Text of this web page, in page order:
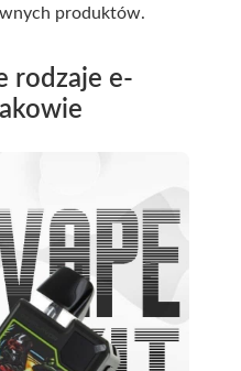
produktów.
rodzaje e-